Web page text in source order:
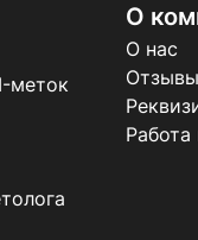
меток
О
О нас
Отзывы
Работа